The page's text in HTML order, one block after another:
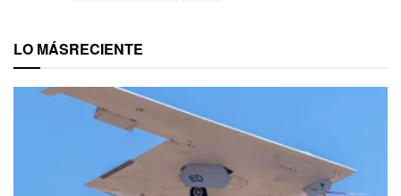
LO MÁSRECIENTE